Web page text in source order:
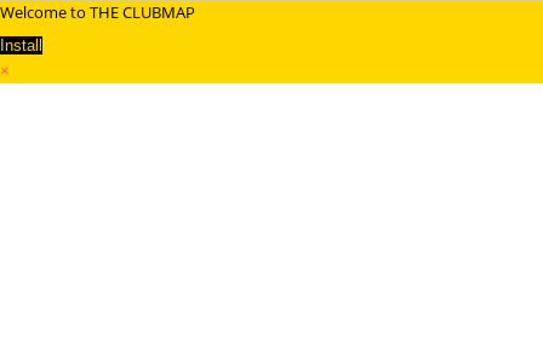
Welcome to THE CLUBMAP
Install
×